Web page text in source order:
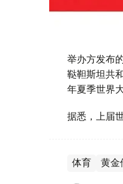
举办方发布
鞑靼斯坦共
年夏季世界
据悉，上届
体育 黄金